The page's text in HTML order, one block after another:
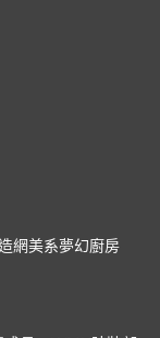
網美系夢幻廚房